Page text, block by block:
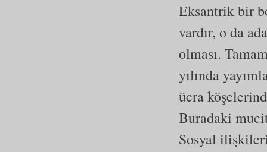
Eksantrik bir
vardır, o da
olması.
yılında
ücra
Buradaki
Sosyal